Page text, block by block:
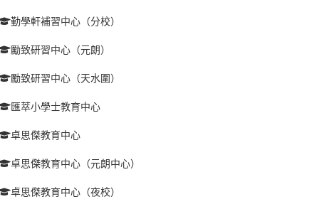
勤學軒補習中心（分校）
勵致研習中心（元朗）
勵致研習中心（天水圍）
匯萃小學士教育中心
卓思傑教育中心
卓思傑教育中心（元朗中心）
卓思傑教育中心（夜校）